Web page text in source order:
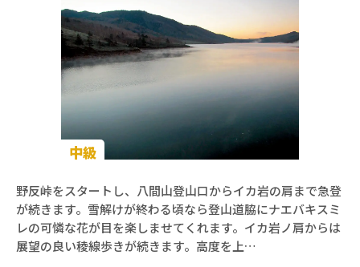
中級
野反峠をスタートし、八間山登山口からイカ岩の肩まで急登
が続きます。雪解けが終わる頃なら登山道脇にナエバキスミ
レの可憐な花が目を楽しませてくれます。イカ岩ノ肩からは
展望の良い稜線歩きが続きます。高度を上…